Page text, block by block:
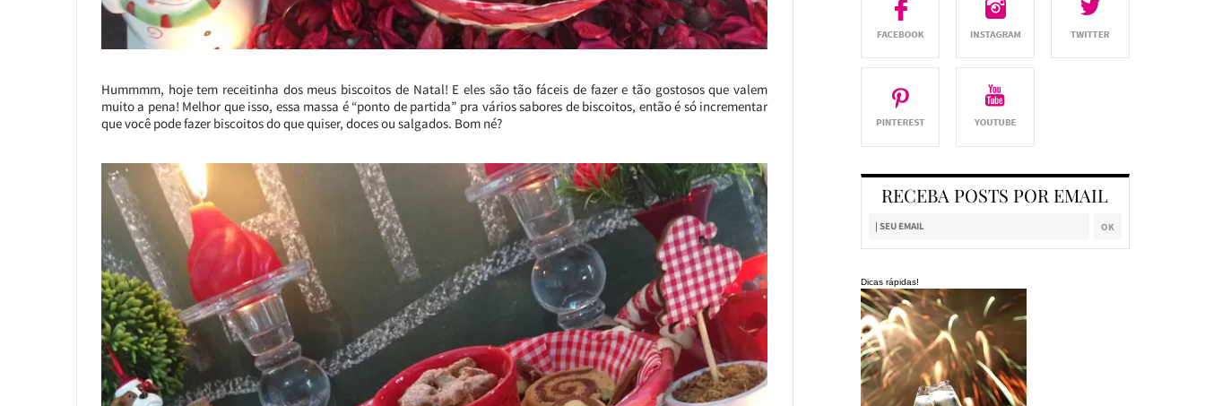
Hummmm, hoje tem receitinha dos meus biscoitos de Natal! E eles são tão fáceis de fazer e tão gostosos que valem
muito a pena! Melhor que isso, essa massa é “ponto de partida” pra vários sabores de biscoitos, então é só incrementar
que você pode fazer biscoitos do que quiser, doces ou salgados. Bom né?
RECEBA POSTS POR EMAIL
Dicas rápidas!